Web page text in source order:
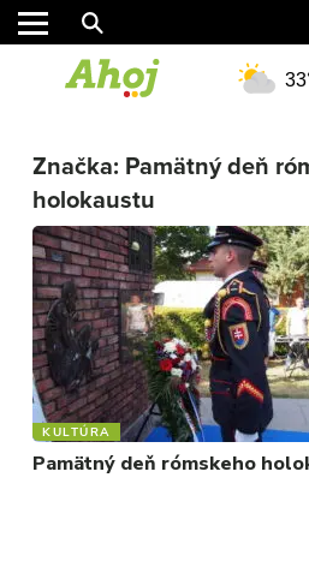
REGIÓN
KULTÚRA
FOTKY
VIDEO
MIX
Značka: Pamätný deň
holokaustu
KULTÚRA
Pamätný deň rómskeho